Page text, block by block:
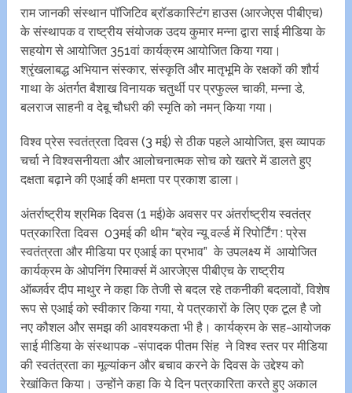
राम जानकी संस्थान पॉजिटिव ब्रॉडकास्टिंग हाउस (आरजेएस पीबीएच)
के संस्थापक व राष्ट्रीय संयोजक उदय कुमार मन्ना द्वारा साई मीडिया के
सहयोग से आयोजित 351वां कार्यक्रम आयोजित किया गया।
श्रृंखलाबद्ध अभियान संस्कार, संस्कृति और मातृभूमि के रक्षकों की शौर्य
गाथा के अंतर्गत बैशाख विनायक चतुर्थी पर प्रफुल्ल चाकी, मन्ना डे,
बलराज साहनी व देबू चौधरी की स्मृति को नमन् किया गया।
विश्व प्रेस स्वतंत्रता दिवस (3 मई) से ठीक पहले आयोजित, इस व्यापक
चर्चा ने विश्वसनीयता और आलोचनात्मक सोच को खतरे में डालते हुए
दक्षता बढ़ाने की एआई की क्षमता पर प्रकाश डाला।
अंतर्राष्ट्रीय श्रमिक दिवस (1 मई)के अवसर पर अंतर्राष्ट्रीय स्वतंत्र
पत्रकारिता दिवस 03मई की थीम “ब्रेव न्यू वर्ल्ड में रिपोर्टिंग : प्रेस
स्वतंत्रता और मीडिया पर एआई का प्रभाव” के उपलक्ष्य में आयोजित
कार्यक्रम के ओपनिंग रिमार्क्स में आरजेएस पीबीएच के राष्ट्रीय
ऑब्जर्वर दीप माथुर ने कहा कि तेजी से बदल रहे तकनीकी बदलावों, विशेष
रूप से एआई को स्वीकार किया गया, ये पत्रकारों के लिए एक टूल है जो
नए कौशल और समझ की आवश्यकता भी है। कार्यक्रम के सह-आयोजक
साई मीडिया के संस्थापक -संपादक पीतम सिंह ने विश्व स्तर पर मीडिया
की स्वतंत्रता का मूल्यांकन और बचाव करने के दिवस के उद्देश्य को
रेखांकित किया। उन्होंने कहा कि ये दिन पत्रकारिता करते हुए अकाल